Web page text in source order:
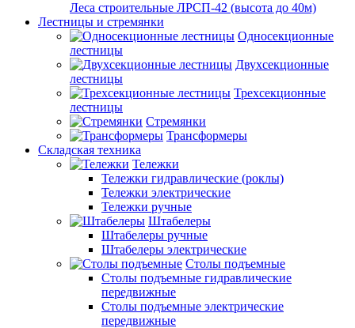
Леса строительные ЛРСП-42 (высота до 40м)
Лестницы и стремянки
Односекционные
лестницы
Двухсекционные
лестницы
Трехсекционные
лестницы
Стремянки
Трансформеры
Складская техника
Тележки
Тележки гидравлические (роклы)
Тележки электрические
Тележки ручные
Штабелеры
Штабелеры ручные
Штабелеры электрические
Столы подъемные
Столы подъемные гидравлические
передвижные
Столы подъемные электрические
передвижные